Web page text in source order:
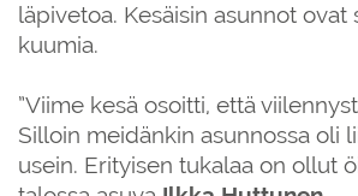
läpivetoa. Kesäisin asunnot ovat
kuumia.
”Viime kesä osoitti, että
Silloin meidänkin asunnossa oli
usein. Erityisen tukalaa on ollut